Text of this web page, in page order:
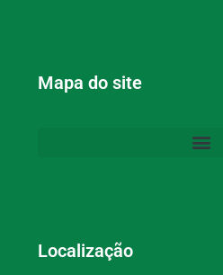
Mapa do site
Localização